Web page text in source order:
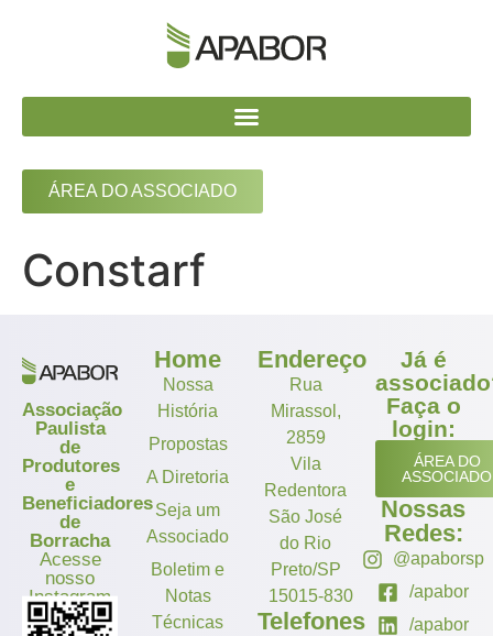
ÁREA DO ASSOCIADO
Constarf
Associação
Paulista
de
Produtores
e
Beneficiadores
de
Borracha
Acesse
nosso
Instagram
Home
Nossa
História
Propostas
A Diretoria
Seja um
Associado
Boletim e
Notas
Técnicas
Endereço
Rua
Mirassol,
2859
Vila
Redentora
São José
do Rio
Preto/SP
15015-830
Telefones
Já é
Faça o
login:
ÁREA DO
ASSOCIADO
Nossas
Redes:
@apaborsp
/apabor
/apabor